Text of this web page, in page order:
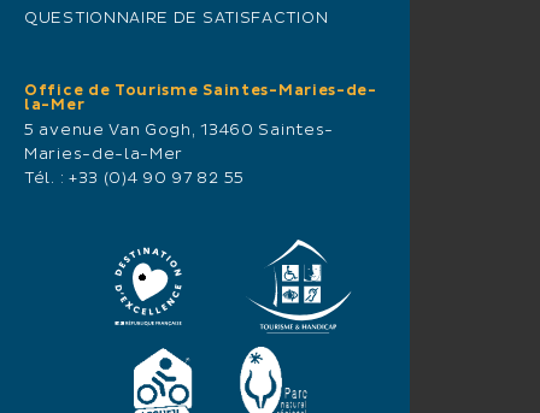
QUESTIONNAIRE DE SATISFACTION
Office de Tourisme Saintes-Maries-de-
la-Mer
5 avenue Van Gogh, 13460 Saintes-
Maries-de-la-Mer
Tél. : +33 (0)4 90 97 82 55